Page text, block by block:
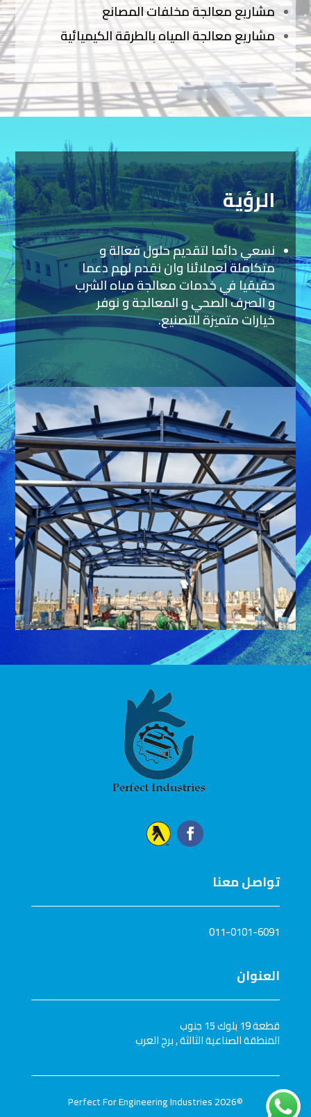
مشاريع معالجة مخلفات المصانع
مشاريع معالجة المياه بالطرقة الكيميائية
الرؤية
نسعي دائما لتقديم حلول فعالة و
متكاملة لعملائنا وان نقدم لهم دعما
حقيقيا في خدمات معالجة مياه الشرب
و الصرف الصحي و المعالجة و نوفر
خيارات متميزة للتصنيع.
تواصل معنا
011-0101-6091
العنوان
قطعة 19 بلوك 15 جنوب
المنطقة الصناعية الثالثة , برج العرب
©2026 Perfect For Engineering Industries